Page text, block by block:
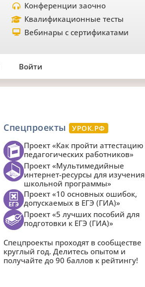
Конференции заочно
Квалификационные тесты
Вебинары с сертификатами
Войти
Спецпроекты УРОК.РФ
Проект «Как пройти аттестацию
педагогических работников»
Проект «Мультимедийные
интернет-ресурсы для изучения
школьной программы»
Проект «10 основных ошибок,
допускаемых в ЕГЭ (ГИА)»
Проект «5 лучших пособий для
подготовки к ЕГЭ (ГИА)»
Спецпроекты проходят в сообществе
круглый год. Делитесь опытом и
получайте до 90 баллов к рейтингу!